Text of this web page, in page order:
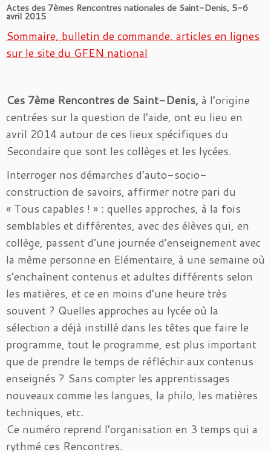
Actes des 7èmes Rencontres nationales de Saint-Denis, 5-6
avril 2015
Sommaire, bulletin de commande, articles en lignes
sur le site du GFEN national
Ces 7ème Rencontres de Saint-Denis, à l’origine
centrées sur la question de l’aide, ont eu lieu en
avril 2014 autour de ces lieux spécifiques du
Secondaire que sont les collèges et les lycées.
Interroger nos démarches d’auto-socio-
construction de savoirs, affirmer notre pari du
« Tous capables ! » : quelles approches, à la fois
semblables et différentes, avec des élèves qui, en
collège, passent d’une journée d’enseignement avec
la même personne en Elémentaire, à une semaine où
s’enchaînent contenus et adultes différents selon
les matières, et ce en moins d’une heure très
souvent ? Quelles approches au lycée où la
sélection a déjà instillé dans les têtes que faire le
programme, tout le programme, est plus important
que de prendre le temps de réfléchir aux contenus
enseignés ? Sans compter les apprentissages
nouveaux comme les langues, la philo, les matières
techniques, etc.
Ce numéro reprend l’organisation en 3 temps qui a
rythmé ces Rencontres.